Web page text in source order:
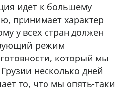
идет к большему
принимает характер
у всех стран должен
режим
который мы
несколько дней
то, что мы опять-таки